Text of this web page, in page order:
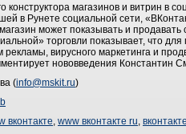
конструктора магазинов и витрин в
в Рунете социальной сети,
может показывать и
торговли показывает, что
вирусного маркетинга и
нововведения Константин
(info@mskit.ru)
вконтакте, www вконтакте ru, вконтакте